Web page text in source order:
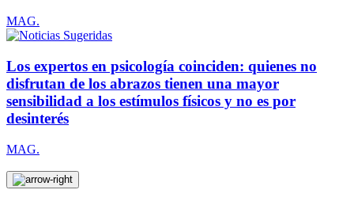
MAG.
Los expertos en psicología coinciden: quienes no
disfrutan de los abrazos tienen una mayor
sensibilidad a los estímulos físicos y no es por
desinterés
MAG.